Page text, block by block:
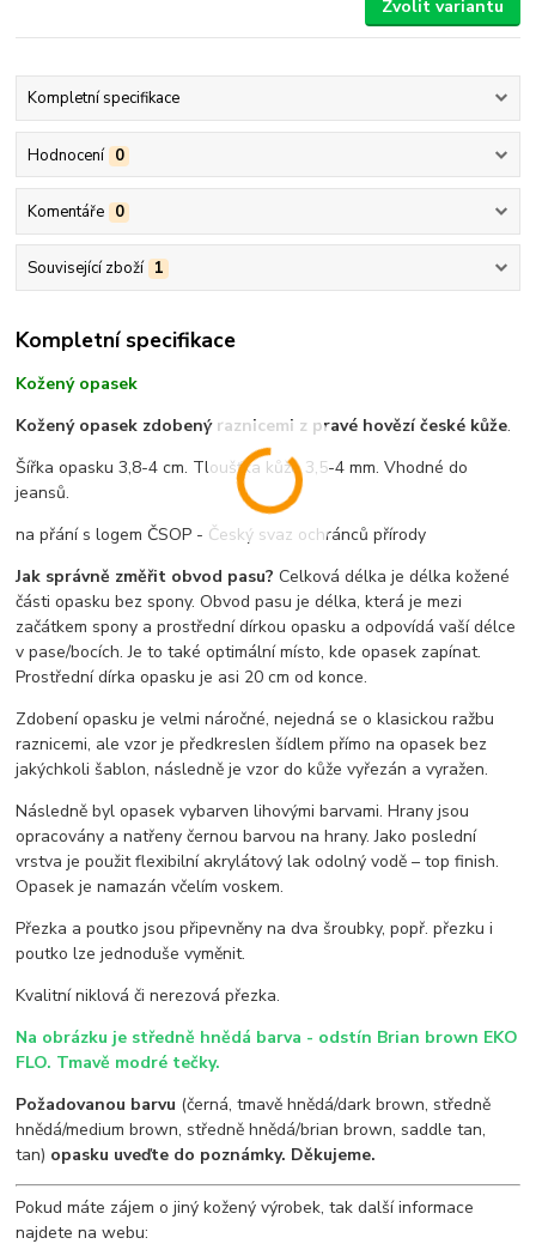
Zvolit variantu
Kompletní specifikace
Hodnocení 0
Komentáře 0
Související zboží 1
Kompletní specifikace
Kožený opasek
Kožený opasek zdobený raznicemi z pravé hovězí české kůže.
Šířka opasku 3,8-4 cm. Tloušťka kůže 3,5-4 mm. Vhodné do
jeansů.
na přání s logem ČSOP - Český svaz ochránců přírody
Jak správně změřit obvod pasu?Celková délka je délka kožené
části opasku bez spony. Obvod pasu je délka, která je mezi
začátkem spony a prostřední dírkou opasku a odpovídá vaší délce
v pase/bocích. Je to také optimální místo, kde opasek zapínat.
Prostřední dírka opasku je asi 20 cm od konce.
Zdobení opasku je velmi náročné, nejedná se o klasickou ražbu
raznicemi, ale vzor je předkreslen šídlem přímo na opasek bez
jakýchkoli šablon, následně je vzor do kůže vyřezán a vyražen.
Následně byl opasek vybarven lihovými barvami. Hrany jsou
opracovány a natřeny černou barvou na hrany. Jako poslední
vrstva je použit flexibilní akrylátový lak odolný vodě – top finish.
Opasek je namazán včelím voskem.
Přezka a poutko jsou připevněny na dva šroubky, popř. přezku i
poutko lze jednoduše vyměnit.
Kvalitní niklová či nerezová přezka.
Na obrázku je středně hnědá barva - odstín Brian brown EKO
FLO. Tmavě modré tečky.
Požadovanou barvu (černá, tmavě hnědá/dark brown, středně
hnědá/medium brown, středně hnědá/brian brown, saddle tan,
tan) opasku uveďte do poznámky. Děkujeme.
Pokud máte zájem o jiný kožený výrobek, tak další informace
najdete na webu: